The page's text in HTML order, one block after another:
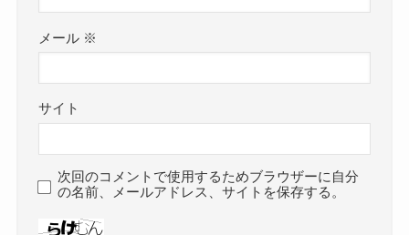
メール ※
サイト
次回のコメントで使用するためブラウザーに自分
の名前、メールアドレス、サイトを保存する。